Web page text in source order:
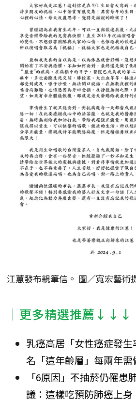
江蕙發布親筆信。 圖／寬宏藝術
│更多精選推薦↓↓↓
乳癌高居「女性癌症發
名「這年齡層」每兩年
「6原因」不抽菸仍罹患
議：這樣吃預防肺癌上身